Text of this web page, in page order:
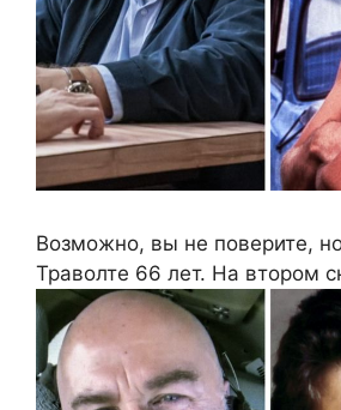
Возможно, вы не поверите,
Траволте 66 лет. На втором